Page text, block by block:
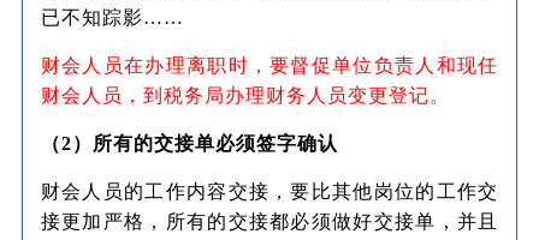
已不知踪影……
财会人员在办理离职时，要督促单位负责人和现任
财会人员，到税务局办理财务人员变更登记。
（2）所有的交接单必须签字确认
财会人员的工作内容交接，要比其他岗位的工作交
接更加严格，所有的交接都必须做好交接单，并且